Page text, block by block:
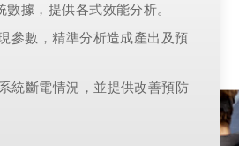
數據，提供各式效能分析。
參數，精準分析造成產出及預
統斷電情況，並提供改善預防